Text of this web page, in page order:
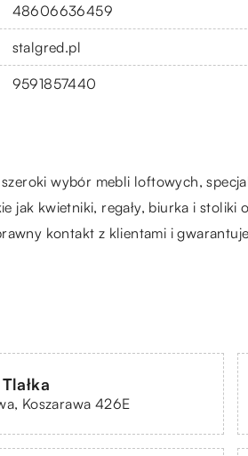
48606636459
stalgred.pl
9591857440
wybór mebli loftowych,
jak kwietniki, regały, biurka i
kontakt z klientami i
Koszarawa 426E